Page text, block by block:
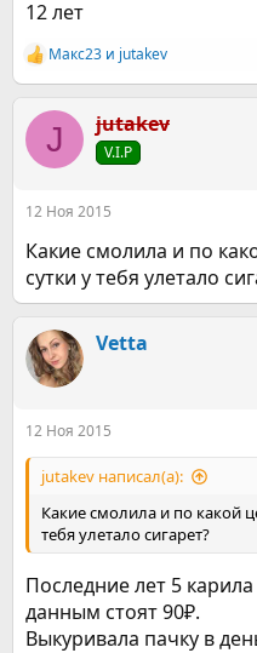
12 лет
Р
е
к
ц
и
Макс23 и jutakev
J jutakev
V.I.P
12 Ноя 2015
Какие смолила и по
сутки у тебя улетало
Vetta
12 Ноя 2015
jutakev написал(а):
Какие смолила и по какой
тебя улетало сигарет?
Последние лет 5
данным стоят 90₽.
Выкуривала пачку в